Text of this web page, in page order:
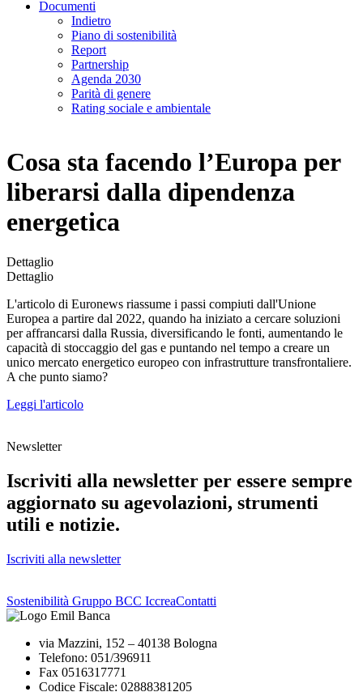
Documenti
Indietro
Piano di sostenibilità
Report
Partnership
Agenda 2030
Parità di genere
Rating sociale e ambientale
Cosa sta facendo l’Europa per
liberarsi dalla dipendenza
energetica
Dettaglio
Dettaglio
L'articolo di Euronews riassume i passi compiuti dall'Unione
Europea a partire dal 2022, quando ha iniziato a cercare soluzioni
per affrancarsi dalla Russia, diversificando le fonti, aumentando le
capacità di stoccaggio del gas e puntando nel tempo a creare un
unico mercato energetico europeo con infrastrutture transfrontaliere.
A che punto siamo?
Leggi l'articolo
Newsletter
Iscriviti alla newsletter per essere sempre
aggiornato su agevolazioni, strumenti
utili e notizie.
Iscriviti alla newsletter
Sostenibilità Gruppo BCC IccreaContatti
via Mazzini, 152 – 40138 Bologna
Telefono: 051/396911
Fax 0516317771
Codice Fiscale: 02888381205